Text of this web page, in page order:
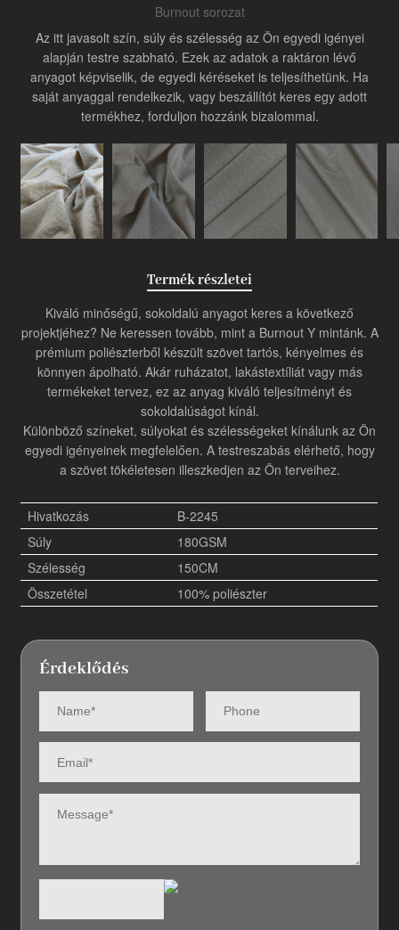
Burnout sorozat
Az itt javasolt szín, súly és szélesség az Ön egyedi igényei
alapján testre szabható. Ezek az adatok a raktáron lévő
anyagot képviselik, de egyedi kéréseket is teljesíthetünk. Ha
saját anyaggal rendelkezik, vagy beszállítót keres egy adott
termékhez, forduljon hozzánk bizalommal.
Termék részletei
Kiváló minőségű, sokoldalú anyagot keres a következő
projektjéhez? Ne keressen tovább, mint a Burnout Y mintánk. A
prémium poliészterből készült szövet tartós, kényelmes és
könnyen ápolható. Akár ruházatot, lakástextíliát vagy más
termékeket tervez, ez az anyag kiváló teljesítményt és
sokoldalúságot kínál.
Különböző színeket, súlyokat és szélességeket kínálunk az Ön
egyedi igényeinek megfelelően. A testreszabás elérhető, hogy
a szövet tökéletesen illeszkedjen az Ön terveihez.
Hivatkozás
B-2245
Súly
180GSM
Szélesség
150CM
Összetétel
100% poliészter
Érdeklődés